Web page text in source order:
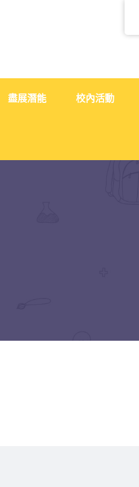
盡展潛能 校內活動